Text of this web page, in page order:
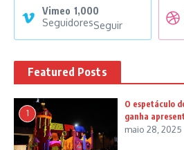
Vimeo 1,000
SeguidoresSeguir
Featured Posts
1
O espetáculo
ganha
maio 28, 2025